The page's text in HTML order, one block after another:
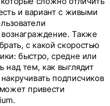
и вариант с живыми
Также
с какой скоростью
быстро, средне или
над тем, как выглядит
подписчиков
привести